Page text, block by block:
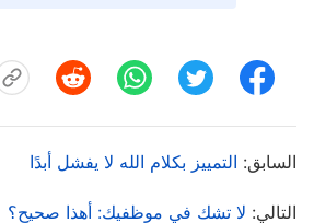
طردها، ألن أبدي نفسي بمظهر سيئ؟
نظرًا لأني أفتقر إلى التمييز
الحق كقائد، مما ألحق ضررًا جسيمًا
يظن زملائي في العمل أنني أيضًا قائدة
القيام بعمل فعلي؟ إذا طردوني،
السابق: التمييز بكلام الله لا يفشل أبدًا
التالي: لا تشك في موظفيك: أهذا صحيح؟